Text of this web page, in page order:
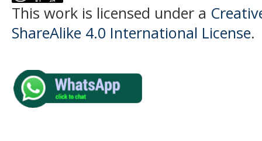
This work is licensed under a
ShareAlike 4.0 International License.